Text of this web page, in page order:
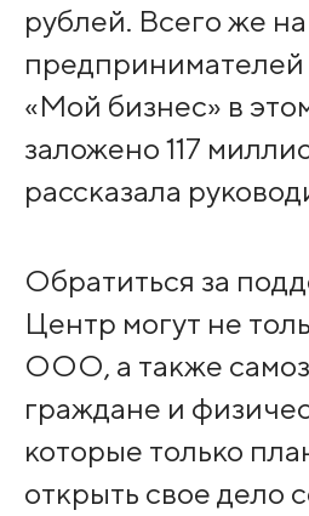
рублей. Всего же
«Мой бизнес» в
заложено 117
рассказала
Обратиться за
Центр могут не
ООО, а также
граждане и
которые только
открыть свое дело